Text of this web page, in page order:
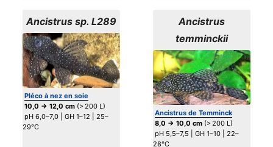
Ancistrus sp. L289
Pléco à nez en soie
10,0 → 12,0 cm (> 200 L)
pH 6,0–7,0 | GH 1–12 | 25–
29°C
Ancistrus
temminckii
Ancistrus de Temminck
8,0 → 10,0 cm(> 200 L)
pH 5,5–7,5 | GH 1–10 | 22–
28°C